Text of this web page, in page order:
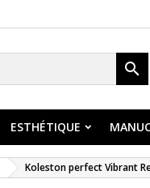

ESTHÉTIQUE
Koleston perfect Vibrant